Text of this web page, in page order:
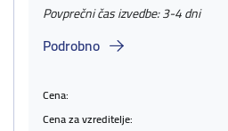
Povprečni čas izvedbe: 3-4 dni
Podrobno
Cena:
Cena za vzreditelje: